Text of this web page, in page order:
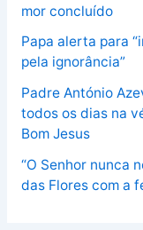
mor concluído
Papa alerta para
pela ignorância”
Padre António
todos os dias na
Bom Jesus
“O Senhor nunca
das Flores com a